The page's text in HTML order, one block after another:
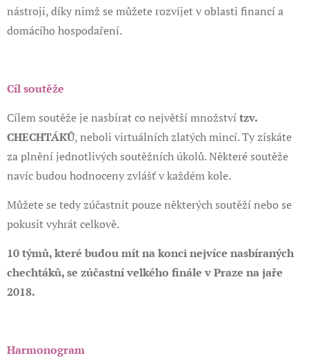
nástroji, díky nimž se můžete rozvíjet v oblasti financí a
domácího hospodaření.
Cíl soutěže
Cílem soutěže je nasbírat co největší množstvítzv.
CHECHTÁKŮ, neboli virtuálních zlatých mincí. Ty získáte
za plnění jednotlivých soutěžních úkolů. Některé soutěže
navíc budou hodnoceny zvlášť v každém kole.
Můžete se tedy zúčastnit pouze některých soutěží nebo se
pokusit vyhrát celkově.
10 týmů, které budou mít na konci nejvíce nasbíraných
chechtáků, se zúčastní velkého finále v Praze na jaře
2018.
Harmonogram